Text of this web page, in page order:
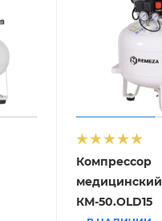
Компрессор
медицинский
КМ-50.OLD15